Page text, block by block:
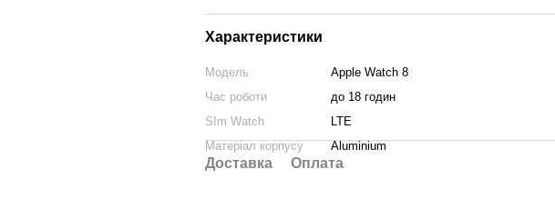
Характеристики
Модель
Apple Watch 8
Час роботи
до 18 годин
SIm Watch
LTE
Матеріал корпусу
Aluminium
Доставка Оплата